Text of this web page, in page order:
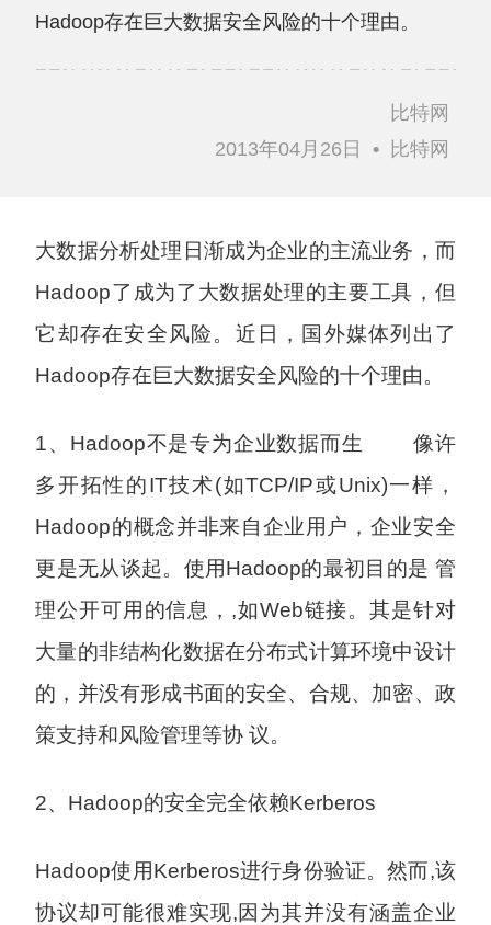
Hadoop存在巨大数据安全风险的十个理由。
比特网
2013年04月26日
• 比特网
大数据分析处理日渐成为企业的主流业务，而
Hadoop了成为了大数据处理的主要工具，但
它却存在安全风险。近日，国外媒体列出了
Hadoop存在巨大数据安全风险的十个理由。
1、Hadoop不是专为企业数据而生 像许
多开拓性的IT技术(如TCP/IP或Unix)一样，
Hadoop的概念并非来自企业用户，企业安全
更是无从谈起。使用Hadoop的最初目的是 管
理公开可用的信息，,如Web链接。其是针对
大量的非结构化数据在分布式计算环境中设计
的，并没有形成书面的安全、合规、加密、政
策支持和风险管理等协 议。
2、Hadoop的安全完全依赖Kerberos
Hadoop使用Kerberos进行身份验证。然而,该
协议却可能很难实现,因为其并没有涵盖企业